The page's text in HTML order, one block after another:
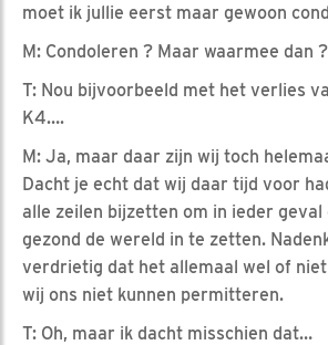
moet ik jullie eerst maar gewoon
M: Condoleren ? Maar waarmee dan ?
T: Nou bijvoorbeeld met het verlies
K4….
M: Ja, maar daar zijn wij toch
Dacht je echt dat wij daar tijd voor
alle zeilen bijzetten om in ieder geval
gezond de wereld in te zetten.
verdrietig dat het allemaal wel of niet
wij ons niet kunnen permitteren.
T: Oh, maar ik dacht misschien dat…